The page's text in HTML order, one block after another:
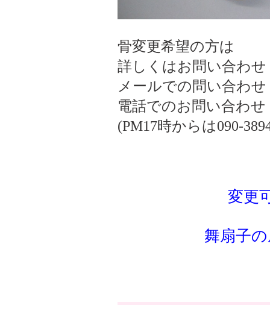
骨変更希望の方は
詳しくはお問い合わ
メールでの問い合わ
電話でのお問い合わ
(PM17時からは090-
変更
舞扇子